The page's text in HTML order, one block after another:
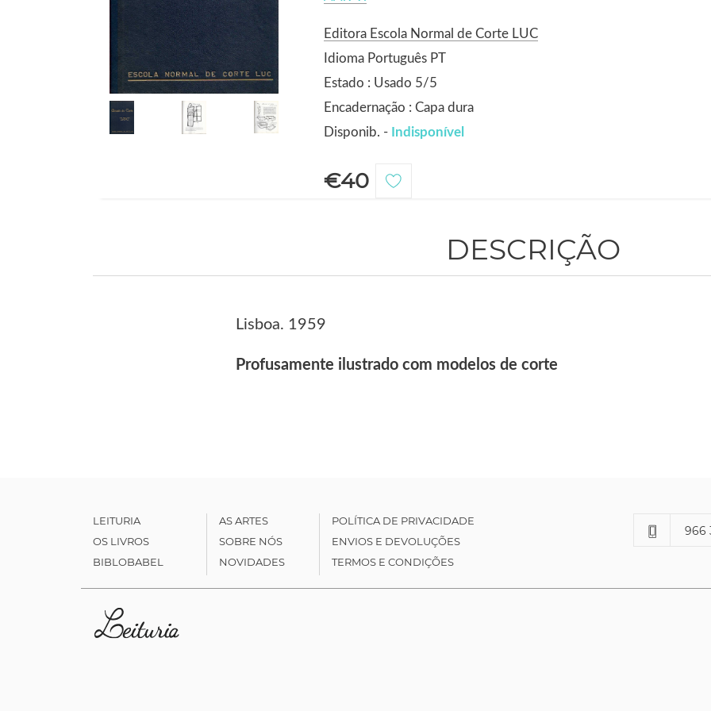
Editora Escola Normal de Corte LUC
Idioma Português PT
Estado : Usado 5/5
Encadernação : Capa dura
Disponib. - Indisponível
€40
DESCRIÇÃO
Lisboa. 1959
Profusamente ilustrado com modelos de corte
LEITURIA
OS LIVROS
BIBLOBABEL
AS ARTES
SOBRE NÓS
NOVIDADES
POLÍTICA DE PRIVACIDADE
ENVIOS E DEVOLUÇÕES
TERMOS E CONDIÇÕES
966